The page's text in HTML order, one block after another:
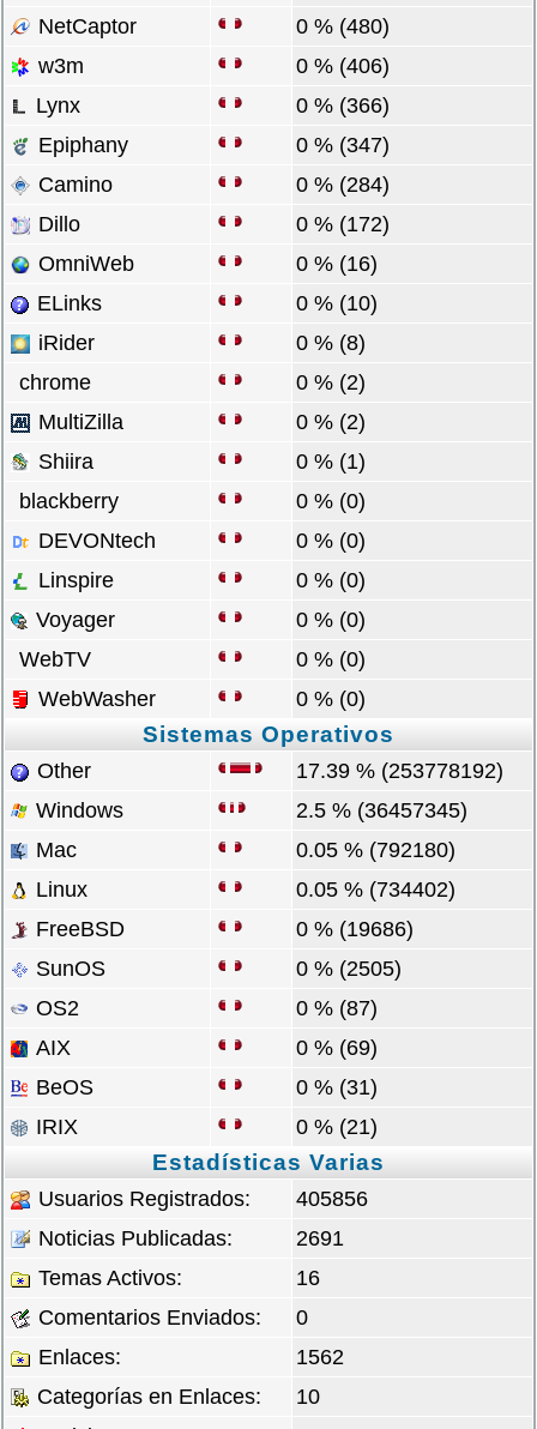
NetCaptor
0 % (480)
w3m
0 % (406)
Lynx
0 % (366)
Epiphany
0 % (347)
Camino
0 % (284)
Dillo
0 % (172)
OmniWeb
0 % (16)
ELinks
0 % (10)
iRider
0 % (8)
chrome
0 % (2)
MultiZilla
0 % (2)
Shiira
0 % (1)
blackberry
0 % (0)
DEVONtech
0 % (0)
Linspire
0 % (0)
Voyager
0 % (0)
WebTV
0 % (0)
WebWasher
0 % (0)
Sistemas Operativos
Other
17.39 % (253778192)
Windows
2.5 % (36457345)
Mac
0.05 % (792180)
Linux
0.05 % (734402)
FreeBSD
0 % (19686)
SunOS
0 % (2505)
OS2
0 % (87)
AIX
0 % (69)
BeOS
0 % (31)
IRIX
0 % (21)
Estadísticas Varias
Usuarios Registrados:
405856
Noticias Publicadas:
2691
Temas Activos:
16
Comentarios Enviados:
0
Enlaces:
1562
Categorías en Enlaces:
10